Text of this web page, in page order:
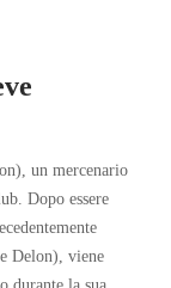
un mercenario
Dopo essere
Delon), viene